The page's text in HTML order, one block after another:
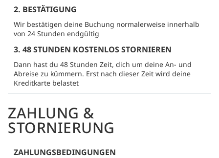
2. BESTÄTIGUNG
Wir bestätigen deine Buchung normalerweise innerhalb
von 24 Stunden endgültig
3. 48 STUNDEN KOSTENLOS STORNIEREN
Dann hast du 48 Stunden Zeit, dich um deine An- und
Abreise zu kümmern. Erst nach dieser Zeit wird deine
Kreditkarte belastet
ZAHLUNG &
STORNIERUNG
ZAHLUNGSBEDINGUNGEN